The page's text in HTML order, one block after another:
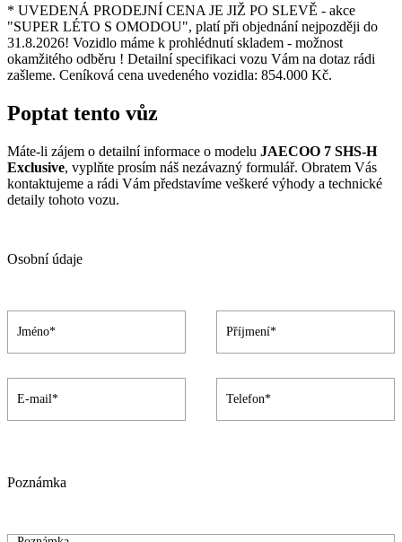
* UVEDENÁ PRODEJNÍ CENA JE JIŽ PO SLEVĚ - akce
"SUPER LÉTO S OMODOU", platí při objednání nejpozději do
31.8.2026! Vozidlo máme k prohlédnutí skladem ​- možnost
okamžitého odběru ! Detailní specifikaci vozu Vám na dotaz rádi
zašleme. Ceníková cena uvedeného vozidla: 854.000 Kč.
Poptat tento vůz
Máte-li zájem o detailní informace o modelu JAECOO 7 SHS-H
Exclusive, vyplňte prosím náš nezávazný formulář. Obratem Vás
kontaktujeme a rádi Vám představíme veškeré výhody a technické
detaily tohoto vozu.
Osobní údaje
Poznámka